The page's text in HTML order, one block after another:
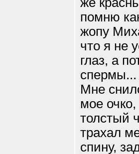
помню
жопу
что я не
глаз, а
спермы...
Мне
мое
толстый
трахал
спину,